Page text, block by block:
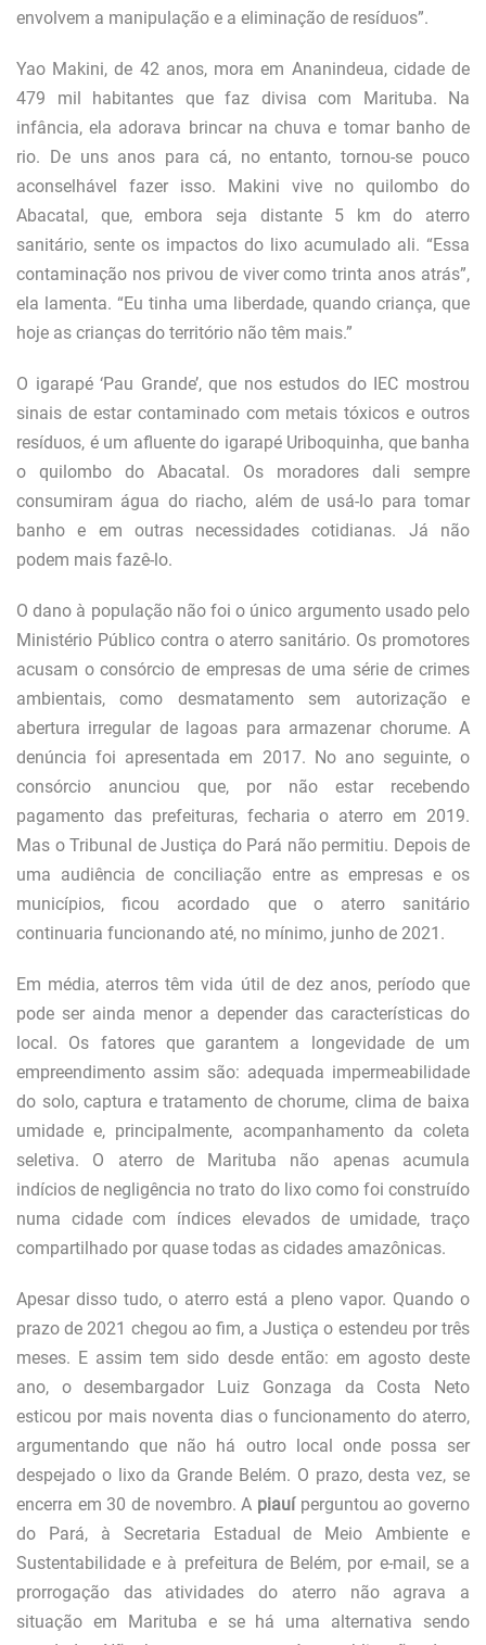
envolvem a manipulação e a eliminação de resíduos”.
Yao Makini, de 42 anos, mora em Ananindeua, cidade de
479 mil habitantes que faz divisa com Marituba. Na
infância, ela adorava brincar na chuva e tomar banho de
rio. De uns anos para cá, no entanto, tornou-se pouco
aconselhável fazer isso. Makini vive no quilombo do
Abacatal, que, embora seja distante 5 km do aterro
sanitário, sente os impactos do lixo acumulado ali. “Essa
contaminação nos privou de viver como trinta anos atrás”,
ela lamenta. “Eu tinha uma liberdade, quando criança, que
hoje as crianças do território não têm mais.”
O igarapé ‘Pau Grande’, que nos estudos do IEC mostrou
sinais de estar contaminado com metais tóxicos e outros
resíduos, é um afluente do igarapé Uriboquinha, que banha
o quilombo do Abacatal. Os moradores dali sempre
consumiram água do riacho, além de usá-lo para tomar
banho e em outras necessidades cotidianas. Já não
podem mais fazê-lo.
O dano à população não foi o único argumento usado pelo
Ministério Público contra o aterro sanitário. Os promotores
acusam o consórcio de empresas de uma série de crimes
ambientais, como desmatamento sem autorização e
abertura irregular de lagoas para armazenar chorume. A
denúncia foi apresentada em 2017. No ano seguinte, o
consórcio anunciou que, por não estar recebendo
pagamento das prefeituras, fecharia o aterro em 2019.
Mas o Tribunal de Justiça do Pará não permitiu. Depois de
uma audiência de conciliação entre as empresas e os
municípios, ficou acordado que o aterro sanitário
continuaria funcionando até, no mínimo, junho de 2021.
Em média, aterros têm vida útil de dez anos, período que
pode ser ainda menor a depender das características do
local. Os fatores que garantem a longevidade de um
empreendimento assim são: adequada impermeabilidade
do solo, captura e tratamento de chorume, clima de baixa
umidade e, principalmente, acompanhamento da coleta
seletiva. O aterro de Marituba não apenas acumula
indícios de negligência no trato do lixo como foi construído
numa cidade com índices elevados de umidade, traço
compartilhado por quase todas as cidades amazônicas.
Apesar disso tudo, o aterro está a pleno vapor. Quando o
prazo de 2021 chegou ao fim, a Justiça o estendeu por três
meses. E assim tem sido desde então: em agosto deste
ano, o desembargador Luiz Gonzaga da Costa Neto
esticou por mais noventa dias o funcionamento do aterro,
argumentando que não há outro local onde possa ser
despejado o lixo da Grande Belém. O prazo, desta vez, se
encerra em 30 de novembro. A piauí perguntou ao governo
do Pará, à Secretaria Estadual de Meio Ambiente e
Sustentabilidade e à prefeitura de Belém, por e-mail, se a
prorrogação das atividades do aterro não agrava a
situação em Marituba e se há uma alternativa sendo